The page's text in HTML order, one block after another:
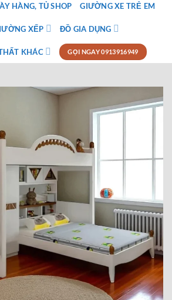
HÀNG, TỦ SHOP GIƯỜNG XE TRẺ EM
XẾP ĐỒ GIA DỤNG
KHÁC GỌI NGAY 0913916949